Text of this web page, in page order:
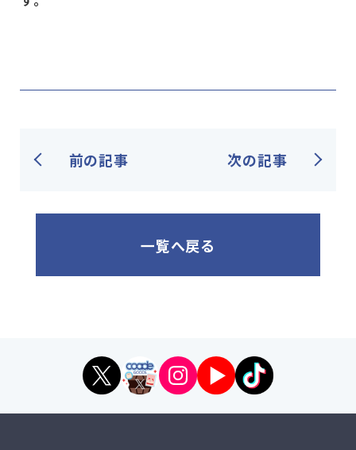
前の記事
一覧へ戻る
次の記事